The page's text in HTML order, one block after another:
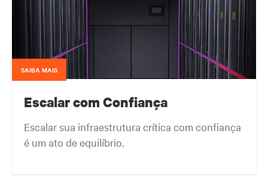
SAIBA MAIS
Escalar com Confiança
Escalar sua infraestrutura crítica com confiança
é um ato de equilíbrio.